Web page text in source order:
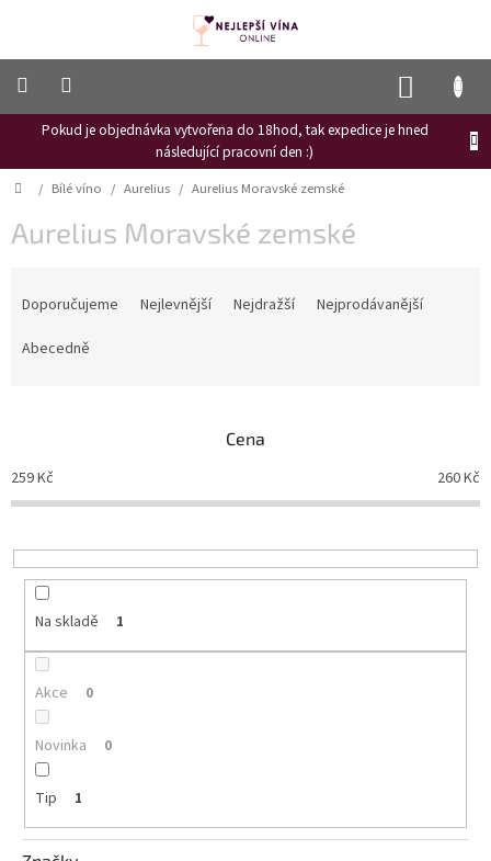
Pokud je objednávka vytvořena do 18hod, tak expedice je hned
následující pracovní den :)
Frizzante
Růžové
víno
Hroznový
Naši
vinaři
Vinné
Červené
k
vínu
Akční
nabídka
Dárkové
poukazy
Získat
Blog
Domů
/ Bílé víno / Aurelius / Aurelius Moravské zemské
Aurelius Moravské zemské
o
d
k
t
Doporučujeme Nejlevnější Nejdražší
Nejprodávanější
Abecedně
Cena
259Kč 260Kč
Na skladě 1
Akce 0
Novinka 0
Tip 1